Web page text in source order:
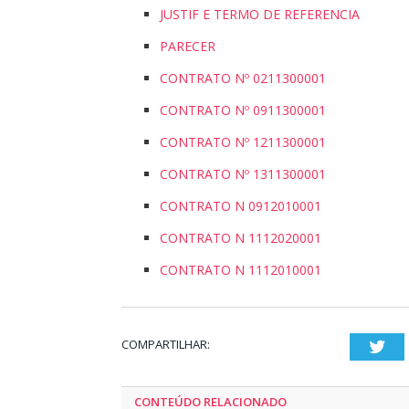
JUSTIF E TERMO DE REFERENCIA
PARECER
CONTRATO Nº 0211300001
CONTRATO Nº 0911300001
CONTRATO Nº 1211300001
CONTRATO Nº 1311300001
CONTRATO N 0912010001
CONTRATO N 1112020001
CONTRATO N 1112010001
COMPARTILHAR:
CONTEÚDO RELACIONADO